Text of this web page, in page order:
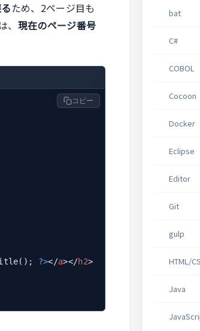
ため、2ページ目も
現在のページ番号
?></a></h2>
コピー
bat
C#
COBOL
Cocoon
Docker
Eclipse
Editor
Git
gulp
HTML/
Java